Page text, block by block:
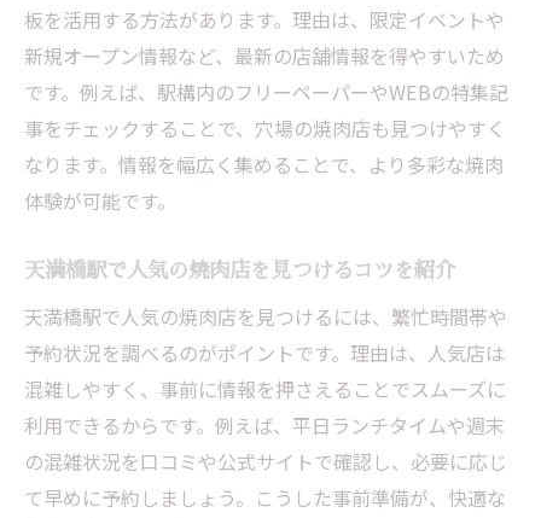
板を活用する方法があります。理由は、限定イベントや
新規オープン情報など、最新の店舗情報を得やすいため
です。例えば、駅構内のフリーペーパーやWEBの特集記
事をチェックすることで、穴場の焼肉店も見つけやすく
なります。情報を幅広く集めることで、より多彩な焼肉
体験が可能です。
天満橋駅で人気の焼肉店を見つけるコツを紹介
天満橋駅で人気の焼肉店を見つけるには、繁忙時間帯や
予約状況を調べるのがポイントです。理由は、人気店は
混雑しやすく、事前に情報を押さえることでスムーズに
利用できるからです。例えば、平日ランチタイムや週末
の混雑状況を口コミや公式サイトで確認し、必要に応じ
て早めに予約しましょう。こうした事前準備が、快適な